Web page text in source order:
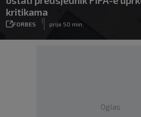
kritikama
FORBES
|
prije 50 min.
Oglas